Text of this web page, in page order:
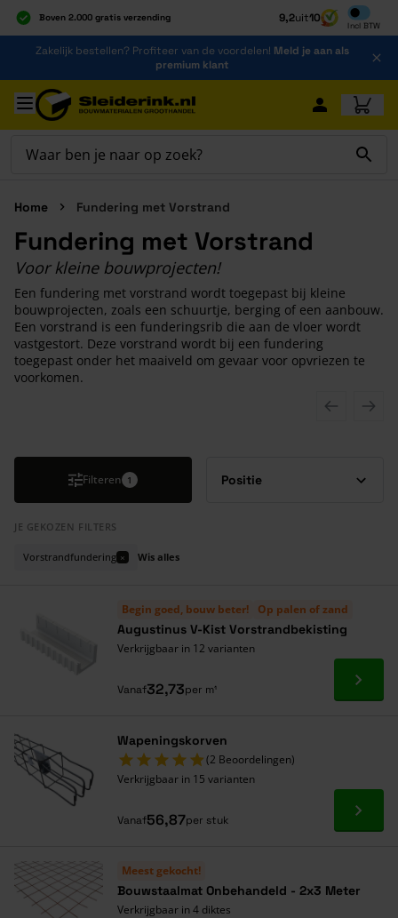
Boven 2.000 gratis verzending
Al 40 jaar dé specialist
Alles onder één dak
9,2uit10
Incl BTW
Inclusief
Ga naar de inhoud
Zakelijk bestellen? Profiteer van de voordelen! Meld je aan als
premium klant
Ga naar hoofdinhoud
Home Fundering met Vorstrand
Fundering met Vorstrand
Voor kleine bouwprojecten!
Een fundering met vorstrand wordt toegepast bij kleine
bouwprojecten, zoals een schuurtje, berging of een aanbouw.
Een vorstrand is een funderingsrib die aan de vloer wordt
vastgestort. Deze vorstrand wordt bij een fundering
toegepast onder het maaiveld om gevaar voor opvriezen te
voorkomen.
Filteren 1
JE GEKOZEN FILTERS
Vorstrandfundering × Wis alles
Begin goed, bouw beter! Op palen of zand
Augustinus V-Kist Vorstrandbekisting
Verkrijgbaar in 12 varianten
Vanaf32,73per m¹ Ga
Wapeningskorven
(2 Beoordelingen)
Verkrijgbaar in 15 varianten
Vanaf56,87per stuk Ga
Meest gekocht!
Bouwstaalmat Onbehandeld - 2x3 Meter
Verkrijgbaar in 4 diktes